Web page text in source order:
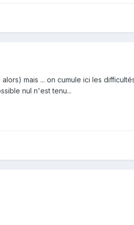
mais ... on cumule ici les
nul n'est tenu...